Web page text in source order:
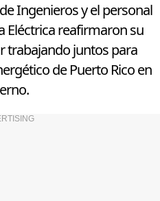
Ingenieros y el personal
Eléctrica reafirmaron su
trabajando juntos para
de Puerto Rico en